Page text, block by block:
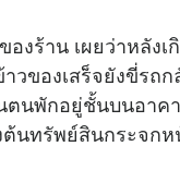
องร้าน เผยว่าหลัง
วของเสร็จยังขี่ร
นพักอยู่ชั้นบนอาคา
นทรัพย์สินกระจก